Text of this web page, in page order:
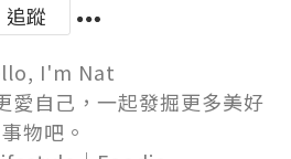
追蹤
I'm Nat
愛自己，一起發掘更多美好
事物吧。